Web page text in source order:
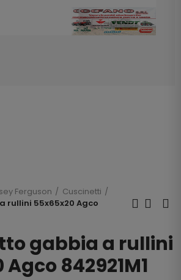
Ferguson
Cuscinetti
rullini 55x65x20 Agco
gabbia a rullini
842921M1